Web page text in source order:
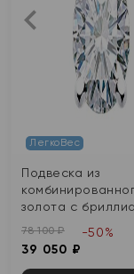
ЛегкоВес
Подвеска из
золота с
78 100 ₽
39 050 ₽
-50%